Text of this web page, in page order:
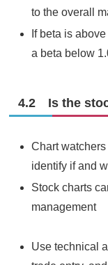
to the overall
If beta is
a beta below
4.2 Is the
Chart
identify if and
Stock charts
management
Use technical